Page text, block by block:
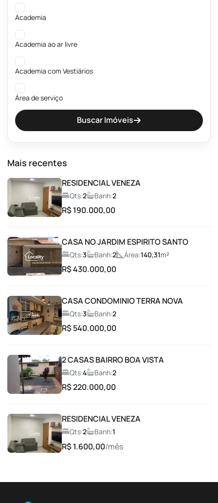
Academia
Academia ao ar livre
Academia com Vestiários
Área de serviço
Banheiros públicos Masculino e Feminino
Brinquedoteca
Campo de Futebol
Churrasqueira
Coworking
Espaço Fitness
Espaço gourmet
Espaço Gourmet com Churrasqueira
Espaço Lava e Seca
Espaço Pet
Buscar Imóveis
Mais recentes
RESIDENCIAL VENEZA
Qts:2 Banh:2
R$ 190.000,00
CASA NO JARDIM ESPIRITO SANTO
Qts:3 Banh:2 Área:140,31m²
R$ 430.000,00
CASA CONDOMINIO TERRA NOVA
Qts:3 Banh:2
R$ 540.000,00
2 CASAS BAIRRO BOA VISTA
Qts:4 Banh:2
R$ 220.000,00
RESIDENCIAL VENEZA
Qts:2 Banh:1
R$ 1.600,00/mês